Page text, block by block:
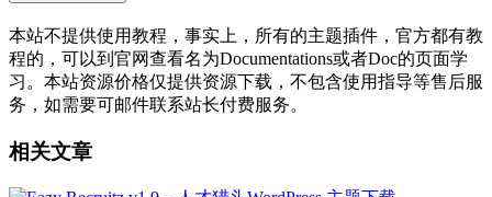
本站不提供使用教程，事实上，所有的主题插件，官方都有教
程的，可以到官网查看名为Documentations或者Doc的页面学
习。本站资源价格仅提供资源下载，不包含使用指导等售后服
务，如需要可邮件联系站长付费服务。
相关文章